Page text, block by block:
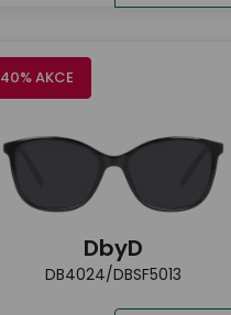
40% AKCE
DbyD
DB4024/DBSF5013